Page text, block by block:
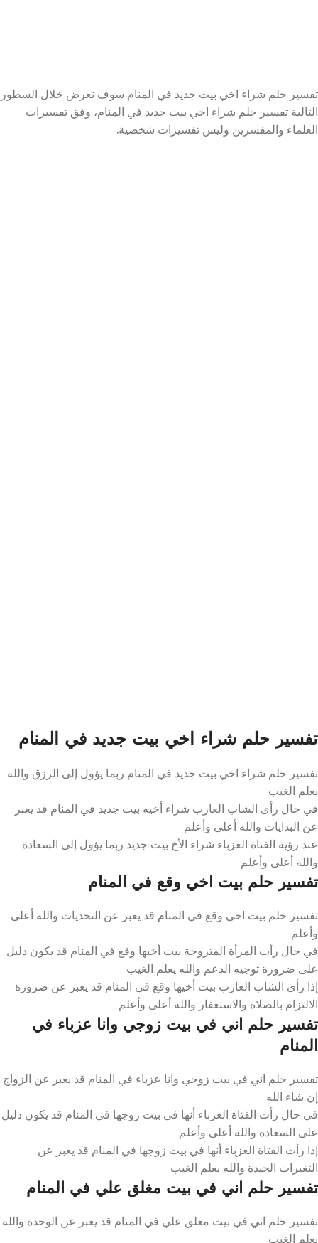
تفسير حلم شراء اخي بيت جديد في المنام سوف نعرض خلال السطور
التالية تفسير حلم شراء اخي بيت جديد في المنام، وفق تفسيرات
العلماء والمفسرين وليس تفسيرات شخصية.
تفسير حلم شراء اخي بيت جديد في المنام
تفسير حلم شراء اخي بيت جديد في المنام ربما يؤول إلى الرزق والله
يعلم الغيب
في حال رأى الشاب العازب شراء أخيه بيت جديد في المنام قد يعبر
عن البدايات والله أعلى وأعلم
عند رؤية الفتاة العزباء شراء الأخ بيت جديد ربما يؤول إلى السعادة
والله أعلى وأعلم
تفسير حلم بيت اخي وقع في المنام
تفسير حلم بيت اخي وقع في المنام قد يعبر عن التحديات والله أعلى
وأعلم
في حال رأت المرأة المتزوجة بيت أخيها وقع في المنام قد يكون دليل
على ضرورة توجيه الدعم والله يعلم الغيب
إذا رأى الشاب العازب بيت أخيها وقع في المنام قد يعبر عن ضرورة
الالتزام بالصلاة والاستغفار والله أعلى وأعلم
تفسير حلم اني في بيت زوجي وانا عزباء في
المنام
تفسير حلم اني في بيت زوجي وانا عزباء في المنام قد يعبر عن الزواج
إن شاء الله
في حال رأت الفتاة العزباء أنها في بيت زوجها في المنام قد يكون دليل
على السعادة والله أعلى وأعلم
إذا رأت الفتاة العزباء أنها في بيت زوجها في المنام قد يعبر عن
التغيرات الجيدة والله يعلم الغيب
تفسير حلم اني في بيت مغلق علي في المنام
تفسير حلم اني في بيت مغلق علي في المنام قد يعبر عن الوحدة والله
يعلم الغيب